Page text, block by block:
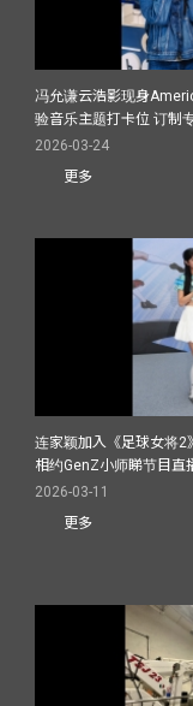
冯允谦云浩影现身
验音乐主题打卡位 订制
2026-03-24
更多
连家颖加入《足球女将
相约GenZ小师睇节目直
2026-03-11
更多